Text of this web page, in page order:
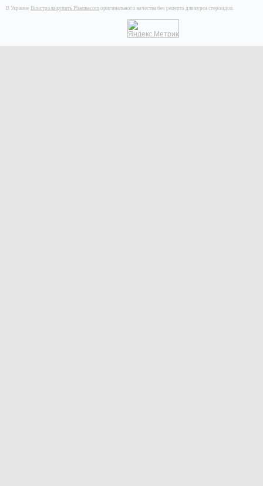
В Украине Винстрола купить Pharmacom оригинального качества без рецепта для курса стероидов.